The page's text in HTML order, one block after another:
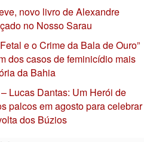
novo livro de Alexandre
no Nosso Sarau
e o Crime da Bala de Ouro”
dos casos de feminicídio mais
da Bahia
Lucas Dantas: Um Herói de
palcos em agosto para celebrar
dos Búzios